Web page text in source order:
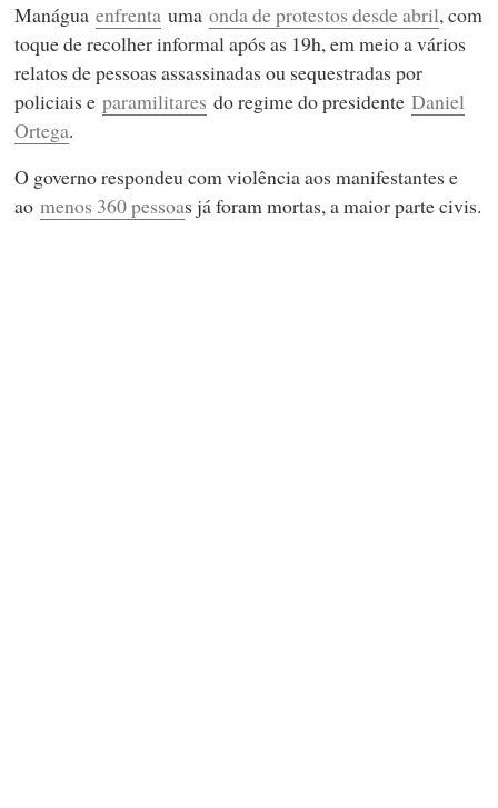
Manágua enfrentauma onda de protestos desde abril, com
toque de recolher informal após as 19h, em meio a vários
relatos de pessoas assassinadas ou sequestradas por
policiais e paramilitares do regime do presidente Daniel
Ortega.
O governo respondeu com violência aos manifestantes e
ao menos 360 pessoas já foram mortas, a maior parte civis.